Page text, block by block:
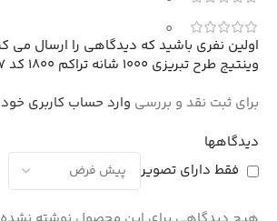
0
دیدگاهها
فقط دارای تصویر
اولین نفری باشید که دیدگاهی را ارسال می
وینتیج طرح تبریزی 1000 شانه تراکم 1800 کد 1900477”
برای ثبت نقد و بررسی وارد حساب کاربری خود